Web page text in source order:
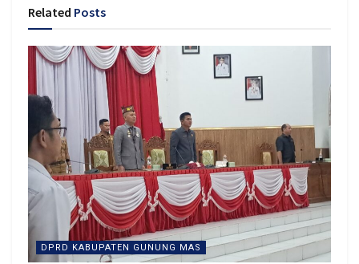
Related Posts
DPRD KABUPATEN GUNUNG MAS